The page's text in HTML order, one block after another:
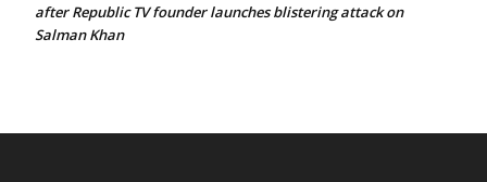
after Republic TV founder launches blistering attack on
Salman Khan